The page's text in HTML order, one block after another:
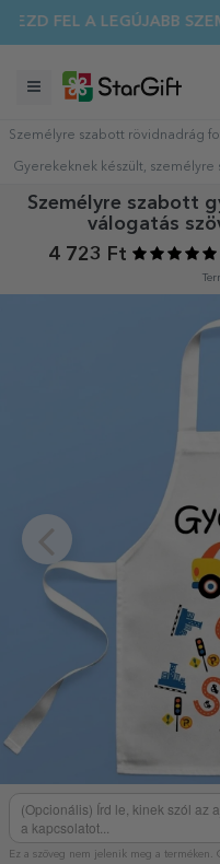
FEL A LEGÚJABB
Személyre szabott rövidnadrág
Gyerekeknek készült,
Személyre szabott
válogatás
4 723 Ft
Ez a szöveg nem jelenik meg a terméken.